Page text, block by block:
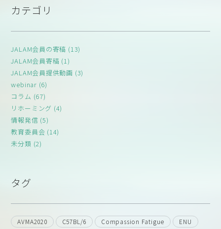
カテゴリ
JALAM会員の寄稿 (13)
JALAM会員寄稿 (1)
JALAM会員提供動画 (3)
webinar (6)
コラム (67)
リホーミング (4)
情報発信 (5)
教育委員会 (14)
未分類 (2)
タグ
AVMA2020 C57BL/6 Compassion Fatigue ENU